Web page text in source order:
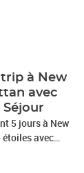
trip à New
avec
5 jours à New
étoiles avec
ville qui ne